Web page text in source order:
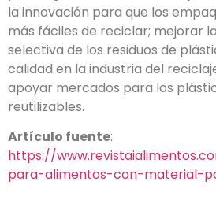
la innovación para que los
más fáciles de reci­clar; mejorar
selectiva de los residuos de
calidad en la industria del
apoyar mercados para los
reutilizables.
Artículo fuente:
https://
para-alimentos-con-material-